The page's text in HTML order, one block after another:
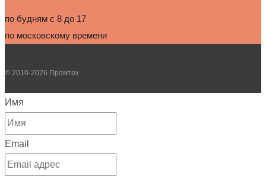
по будням с 8 до 17
по московскому времени
© 2010-2026 Промтех
Имя
Email